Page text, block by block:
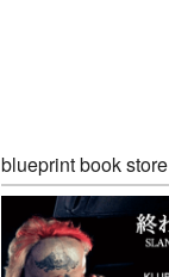
blueprint book store